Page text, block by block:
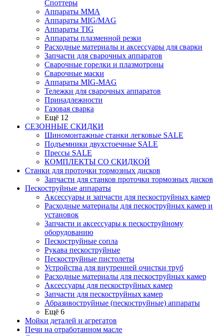
Споттеры
Аппараты MMA
Аппараты MIG/MAG
Аппараты TIG
Аппараты плазменной резки
Расходные материалы и аксессуары для сварки
Запчасти для сварочных аппаратов
Сварочные горелки и плазмотроны
Сварочные маски
Аппараты MIG-MAG
Тележки для сварочных аппаратов
Принадлежности
Газовая сварка
Ещё 12
СЕЗОННЫЕ СКИДКИ
Шиномонтажные станки легковые SALE
Подъемники двухстоечные SALE
Прессы SALE
КОМПЛЕКТЫ СО СКИДКОЙ
Станки для проточки тормозных дисков
Запчасти для станков проточки тормозных дисков
Пескоструйные аппараты
Аксессуары и запчасти для пескоструйных камер
Расходные материалы для пескоструйных камер и
установок
Запчасти и аксессуары к пескоструйному
оборудованию
Пескоструйные сопла
Рукава пескоструйные
Пескоструйные пистолеты
Устройства для внутренней очистки труб
Расходные материалы для пескоструйных камер
Аксессуары для пескоструйных камер
Запчасти для пескоструйных камер
Абразивоструйные (пескоструйные) аппараты
Ещё 6
Мойки деталей и агрегатов
Печи на отработанном масле